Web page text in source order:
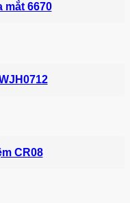
mắt 6670
CR08